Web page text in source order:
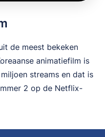
de meest bekeken
animatiefilm is
streams en dat is
2 op de Netflix-